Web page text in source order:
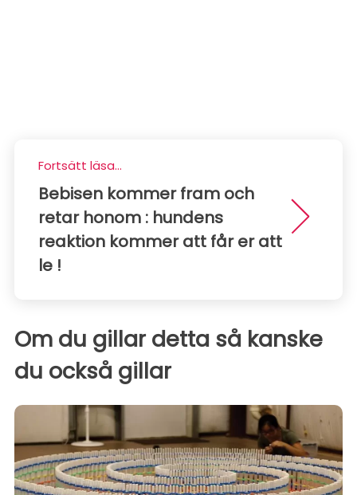
Fortsätt läsa...
Bebisen kommer fram och
retar honom : hundens
reaktion kommer att får er att
le !
Om du gillar detta så kanske
du också gillar